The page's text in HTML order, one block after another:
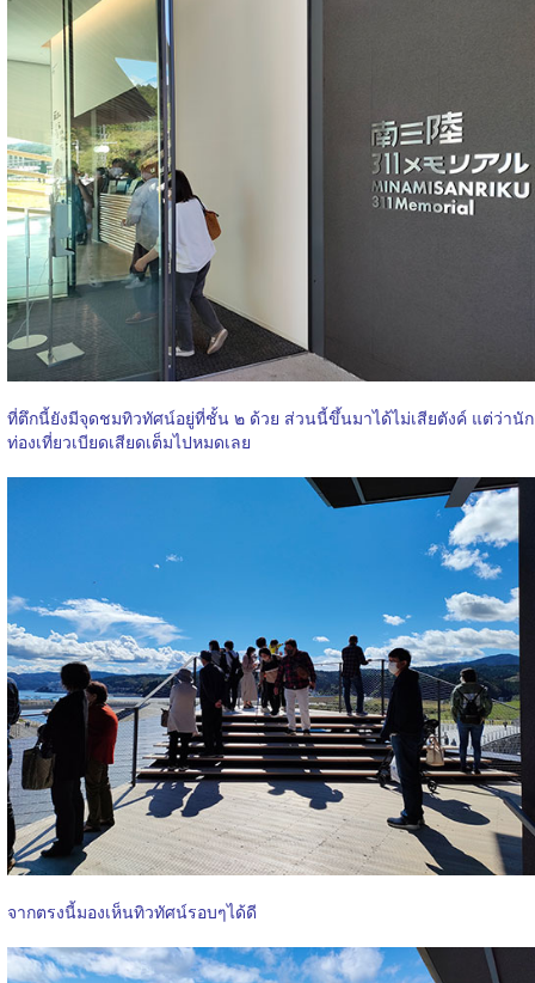
ที่ตึกนี้ยังมีจุดชมทิวทัศน์อยู่ที่ชั้น ๒ ด้วย ส่วนนี้ขึ้นมาได้ไม่เสียตังค์ แต่ว่านัก
ท่องเที่ยวเบียดเสียดเต็มไปหมดเลย
จากตรงนี้มองเห็นทิวทัศน์รอบๆได้ดี